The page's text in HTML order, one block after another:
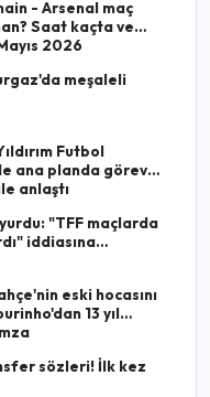
- Arsenal maç
Saat kaçta ve
2026
meşaleli
Futbol
ana planda görev
anlaştı
"TFF maçlarda
iddiasına
eski hocasını
13 yıl
sözleri! İlk kez